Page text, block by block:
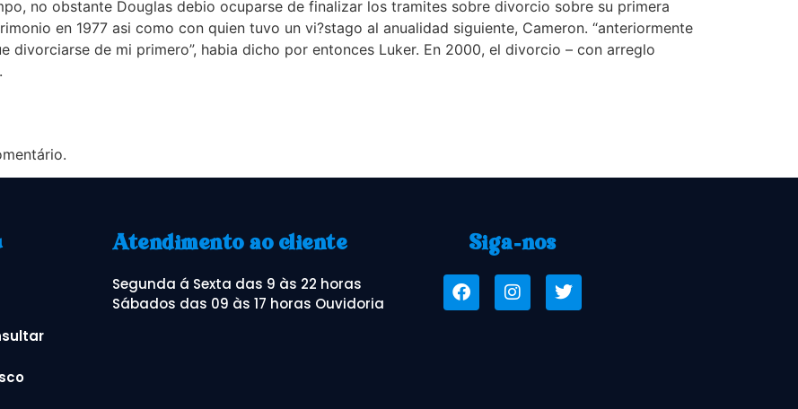
no obstante Douglas debio ocuparse de finalizar los tramites sobre divorcio sobre su primera
en 1977 asi como con quien tuvo un vi?stago al anualidad siguiente, Cameron. “anteriormente
divorciarse de mi primero”, habia dicho por entonces Luker. En 2000, el divorcio – con arreglo
Atendimento ao cliente
Segunda á Sexta das 9 às 22 horas
Sábados das 09 às 17 horas Ouvidoria
Siga-nos